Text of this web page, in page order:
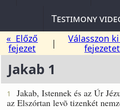
Testimony
« Előző
fejezet
|
Válasszon
fejezetet
Jakab 1
1
Jakab, Istennek és az Úr
az Elszórtan levõ tizenkét